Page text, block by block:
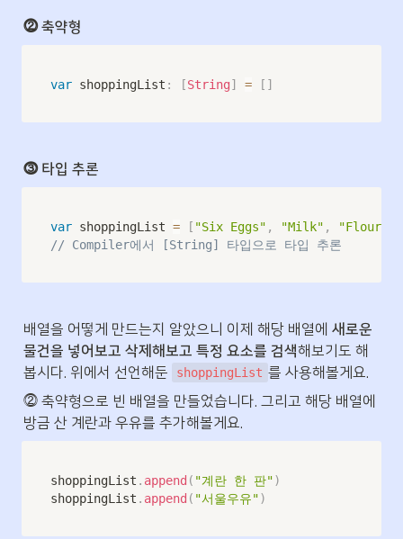
⓶ 축약형
var shoppingList : [String] = [ ]
⓷ 타입 추론
var shoppingList = [ "Six Eggs" , "Milk" , "Flour"
// Compiler에서 [String] 타입으로 타입 추론
배열을 어떻게 만드는지 알았으니 이제 해당 배열에 새로운
물건을 넣어보고 삭제해보고 특정 요소를 검색해보기도 해
봅시다. 위에서 선언해둔
shoppingList 를 사용해볼게요.
⓶ 축약형으로 빈 배열을 만들었습니다. 그리고 해당 배열에
방금 산 계란과 우유를 추가해볼게요.
shoppingList . append ( "계란 한 판")
shoppingList . append ( "서울우유")